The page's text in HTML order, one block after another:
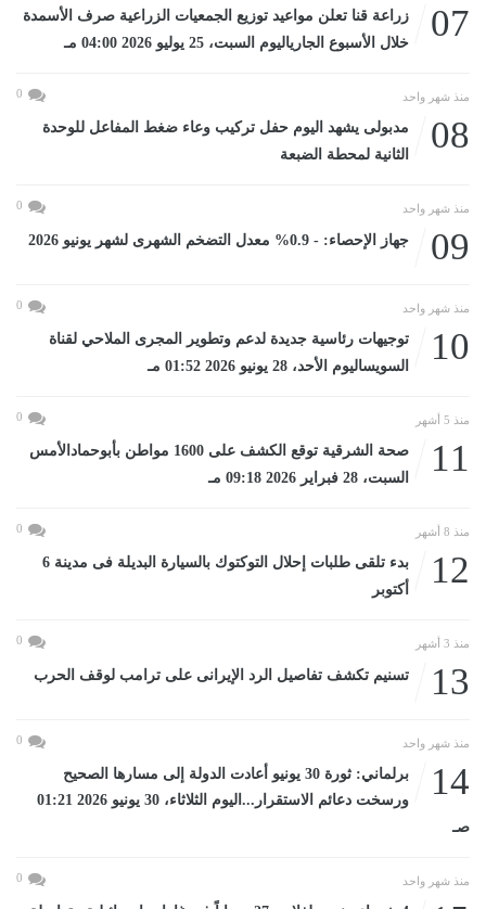
07
زراعة قنا تعلن مواعيد توزيع الجمعيات الزراعية صرف الأسمدة
خلال الأسبوع الجارياليوم السبت، 25 يوليو 2026 04:00 مـ
منذ شهر واحد 0
08
مدبولى يشهد اليوم حفل تركيب وعاء ضغط المفاعل للوحدة
الثانية لمحطة الضبعة
منذ شهر واحد 0
09 جهاز الإحصاء: - 0.9% معدل التضخم الشهرى لشهر يونيو 2026
منذ شهر واحد 0
10
توجيهات رئاسية جديدة لدعم وتطوير المجرى الملاحي لقناة
السويساليوم الأحد، 28 يونيو 2026 01:52 مـ
منذ 5 أشهر 0
11
صحة الشرقية توقع الكشف على 1600 مواطن بأبوحمادالأمس
السبت، 28 فبراير 2026 09:18 مـ
منذ 8 أشهر 0
12
بدء تلقى طلبات إحلال التوكتوك بالسيارة البديلة فى مدينة 6
أكتوبر
منذ 3 أشهر 0
13 تسنيم تكشف تفاصيل الرد الإيرانى على ترامب لوقف الحرب
منذ شهر واحد 0
14
برلماني: ثورة 30 يونيو أعادت الدولة إلى مسارها الصحيح
ورسخت دعائم الاستقرار...اليوم الثلاثاء، 30 يونيو 2026 01:21
صـ
منذ شهر واحد 0